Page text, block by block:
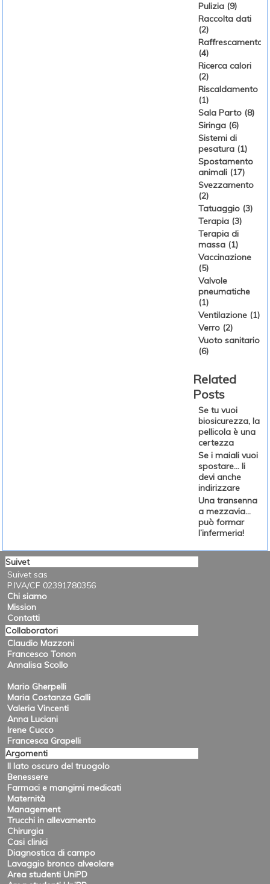
Pulizia (9)
Raccolta dati
(2)
Raffrescamento
(4)
Ricerca calori
(2)
Riscaldamento
(1)
Sala Parto (8)
Siringa (6)
Sistemi di
pesatura (1)
Spostamento
animali (17)
Svezzamento
(2)
Tatuaggio (3)
Terapia (3)
Terapia di
massa (1)
Vaccinazione
(5)
Valvole
pneumatiche
(1)
Ventilazione (1)
Verro (2)
Vuoto sanitario
(6)
Related
Posts
Se tu vuoi
biosicurezza, la
pellicola è una
certezza
Se i maiali vuoi
spostare... li
devi anche
indirizzare
Una transenna
a mezzavia…
può formar
l’infermeria!
Suivet
Suivet sas
P.IVA/CF 02391780356
Chi siamo
Mission
Contatti
Collaboratori
Claudio Mazzoni
Francesco Tonon
Annalisa Scollo
Mario Gherpelli
Maria Costanza Galli
Valeria Vincenti
Anna Luciani
Irene Cucco
Francesca Grapelli
Argomenti
Il lato oscuro del truogolo
Benessere
Farmaci e mangimi medicati
Maternità
Management
Trucchi in allevamento
Chirurgia
Casi clinici
Diagnostica di campo
Lavaggio bronco alveolare
Area studenti UniPD